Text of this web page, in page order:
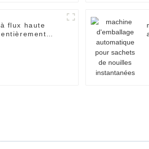
flux haute